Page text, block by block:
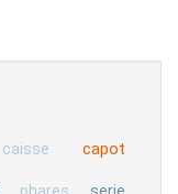
caisse capot